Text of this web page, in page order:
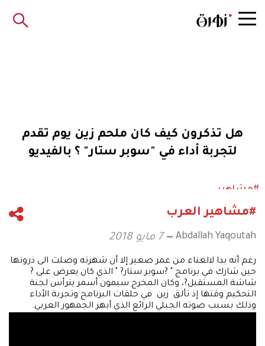
هل تذكرون كيف كان ملحم زين يوم تقدم
لتجربة أداء في "سوبر ستار" ؟ بالفيديو
#مشاهير
#مشاهير العرب
Abdallah Yaqoutah 7 مايو 2018
رغم أنه بدا لالغناء من عمر صغير إلا أن شهرته وصلت الى ذروتها
حين شارك في برنامج " ?سوبر ستار? " الذي كان يعرض على ?
شاشة المستقبل?، وكان المخرج سيمون أسمر يترأس لجنة
التحكيم وقتها إذ تألق زين في حلقات البرنامج وتجربة الأداء
وذلك بسبب صوته الجبلي الرائع الذي أبهر الجمهور العربي.